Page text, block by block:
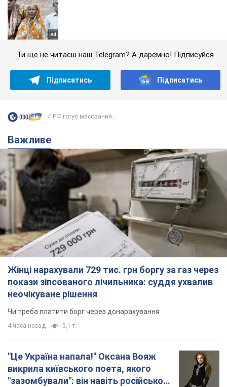
Ти ще не читаєш наш Telegram? А даремно! Підписуйся
Підписатись Підписатись
РФ готує масований...
Важливе
Жінці нарахували 729 тис. грн боргу за газ через
покази зіпсованого лічильника: суддя ухвалив
неочікуване рішення
Чи треба платити борг через донарахування
4 часа назад 5,1 т.
"Це Україна напала!" Оксана Вояж
викрила київського поета, якого
"зазомбували": він навіть російської